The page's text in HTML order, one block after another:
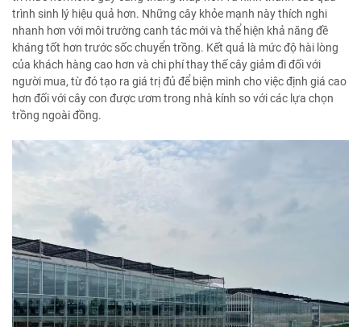
trình sinh lý hiệu quả hơn. Những cây khỏe mạnh này thích nghi
nhanh hơn với môi trường canh tác mới và thể hiện khả năng đề
kháng tốt hơn trước sốc chuyển trồng. Kết quả là mức độ hài lòng
của khách hàng cao hơn và chi phí thay thế cây giảm đi đối với
người mua, từ đó tạo ra giá trị đủ để biện minh cho việc định giá cao
hơn đối với cây con được ươm trong nhà kính so với các lựa chọn
trồng ngoài đồng.